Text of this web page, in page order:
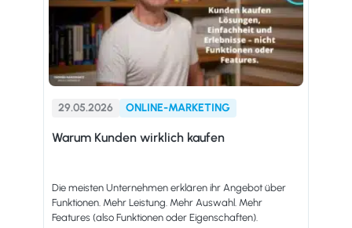
29.05.2026 ONLINE-MARKETING
Warum Kunden wirklich kaufen
Die meisten Unternehmen erklären ihr Angebot über
Funktionen. Mehr Leistung. Mehr Auswahl. Mehr
Features (also Funktionen oder Eigenschaften).